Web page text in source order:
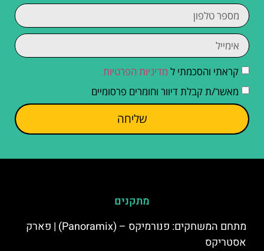
קראתי והסכמתי ל מדיניות הפרטיות
מאשר/ת קבלת דיוור וחומרים פרסומיים
שליחה
מתקנים
מתחם המשחקים: פנורמיקס – (Panoramix) | פארק
אסטריקס